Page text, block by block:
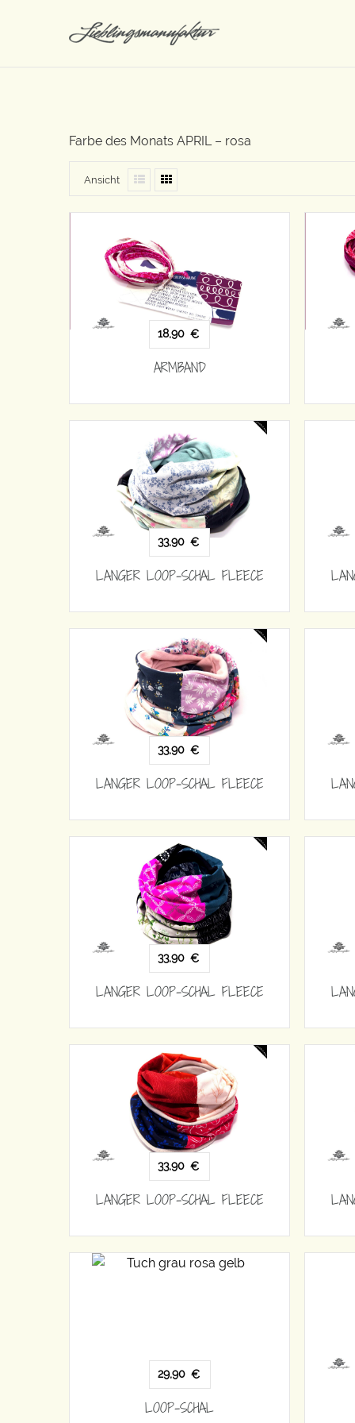
Farbe des Monats APRIL – rosa
Ansicht
18,90 €
ARMBAND
33,90 €
LANGER LOOP-SCHAL FLEECE
33,90 €
LANGER LOOP-SCHAL FLEECE
33,90 €
LANGER LOOP-SCHAL FLEECE
33,90 €
LANGER LOOP-SCHAL FLEECE
29,90 €
LOOP-SCHAL